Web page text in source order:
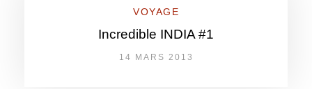
VOYAGE
Incredible INDIA #1
14 MARS 2013